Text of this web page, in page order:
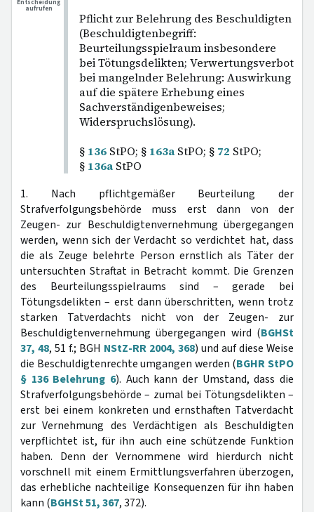
Pflicht zur Belehrung des Beschuldigten
(Beschuldigtenbegriff:
Beurteilungsspielraum insbesondere
bei Tötungsdelikten; Verwertungsverbot
bei mangelnder Belehrung: Auswirkung
auf die spätere Erhebung eines
Sachverständigenbeweises;
Widerspruchslösung).
§ 136 StPO; § 163a StPO; § 72 StPO;
§ 136a StPO
Entscheidung
aufrufen
1. Nach pflichtgemäßer Beurteilung der
Strafverfolgungsbehörde muss erst dann von der
Zeugen- zur Beschuldigtenvernehmung übergegangen
werden, wenn sich der Verdacht so verdichtet hat, dass
die als Zeuge belehrte Person ernstlich als Täter der
untersuchten Straftat in Betracht kommt. Die Grenzen
des Beurteilungsspielraums sind – gerade bei
Tötungsdelikten – erst dann überschritten, wenn trotz
starken Tatverdachts nicht von der Zeugen- zur
Beschuldigtenvernehmung übergegangen wird (BGHSt
37, 48, 51 f.; BGH NStZ-RR 2004, 368) und auf diese Weise
die Beschuldigtenrechte umgangen werden (BGHR StPO
§ 136 Belehrung 6). Auch kann der Umstand, dass die
Strafverfolgungsbehörde – zumal bei Tötungsdelikten –
erst bei einem konkreten und ernsthaften Tatverdacht
zur Vernehmung des Verdächtigen als Beschuldigten
verpflichtet ist, für ihn auch eine schützende Funktion
haben. Denn der Vernommene wird hierdurch nicht
vorschnell mit einem Ermittlungsverfahren überzogen,
das erhebliche nachteilige Konsequenzen für ihn haben
kann (BGHSt 51, 367, 372).